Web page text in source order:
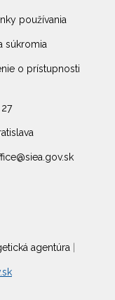
používania
súkromia
o prístupnosti
agentúra